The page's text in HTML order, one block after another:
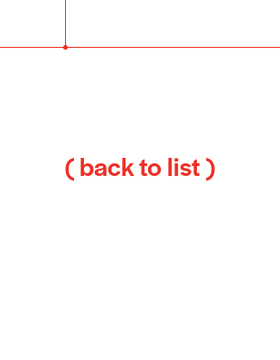
( back to list )